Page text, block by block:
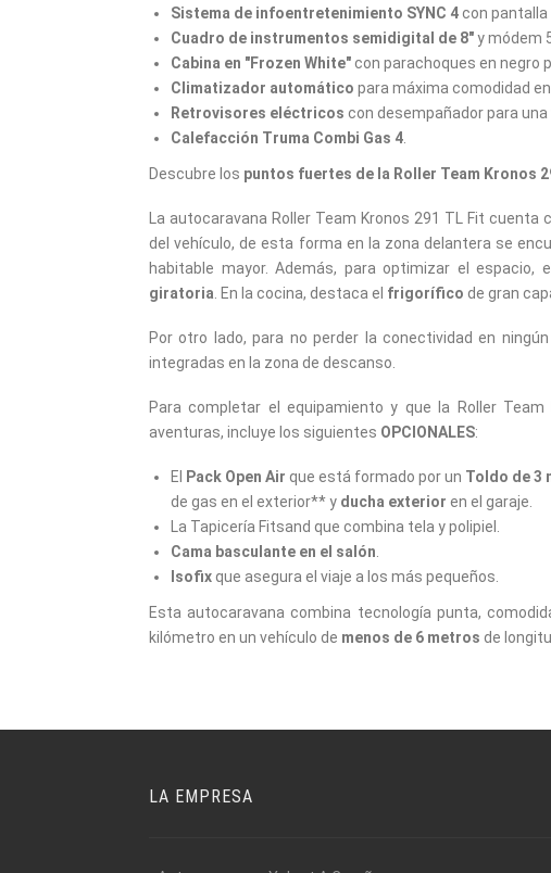
Sistema de infoentretenimiento SYNC 4 con pantalla
Cuadro de instrumentos semidigital de 8"y módem
Cabina en "Frozen White" con parachoques en negro
Climatizador automático para máxima comodidad
Retrovisores eléctricos con desempañador para
Calefacción Truma Combi Gas 4
Descubre los puntos fuertes de la Roller Team Kronos
La autocaravana Roller Team Kronos 291 TL Fit cuenta
del vehículo, de esta forma en la zona delantera se
habitable mayor. Además, para optimizar el
giratoria . En la cocina, destaca el frigorífico de gran
Por otro lado, para no perder la conectividad en
integradas en la zona de descanso.
Para completar el equipamiento y que la Roller
aventuras, incluye los siguientes OPCIONALES:
El Pack Open Air que está formado por un Toldo de 3
de gas en el exterior** y ducha exterior en el garaje.
La Tapicería Fitsand que combina tela y polipiel.
Cama basculante en el salón
Isofix que asegura el viaje a los más pequeños.
Esta autocaravana combina tecnología punta,
kilómetro en un vehículo de menos de 6 metros de
LA EMPRESA